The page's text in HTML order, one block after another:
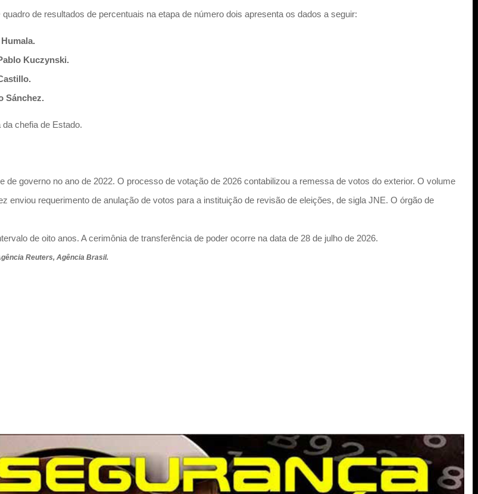
de resultados de percentuais na etapa de número dois apresenta os dados a seguir:
Kuczynski.
Sánchez.
chefia de Estado.
de governo no ano de 2022. O processo de votação de 2026 contabilizou a remessa de votos do exterior. O volume
enviou requerimento de anulação de votos para a instituição de revisão de eleições, de sigla JNE. O órgão de
de oito anos. A cerimônia de transferência de poder ocorre na data de 28 de julho de 2026.
Reuters, Agência Brasil.